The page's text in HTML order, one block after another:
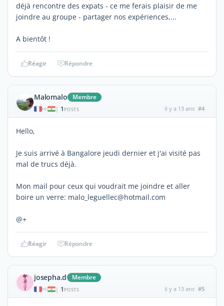
déjà rencontre des expats - ce me ferais plaisir de me
joindre au groupe - partager nos expériences,...
A bientôt !
Réagir Répondre
Malomalo Membre
| 1 POSTS il y a 13 ans #4
Hello,
Je suis arrivé à Bangalore jeudi dernier et j'ai visité pas
mal de trucs déjà.
Mon mail pour ceux qui voudrait me joindre et aller
boire un verre: malo_leguellec@hotmail.com
@+
Réagir Répondre
josepha.d Membre
| 1 POSTS il y a 13 ans #5